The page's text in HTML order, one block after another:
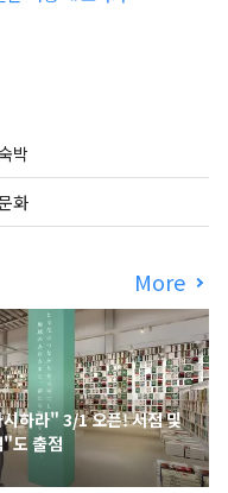
박
화
More
하라" 3/1 오픈! 서점 및
도 출점